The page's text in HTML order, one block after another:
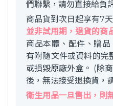
們聯繫，請勿直接給負
商品貨到次日起享有7
並非試用期，退貨的商
商品本體、配件、贈
有附隨文件或資料的完
或損毀原廠外盒。 (除
後，無法接受退換貨，
衛生用品一旦售出，則